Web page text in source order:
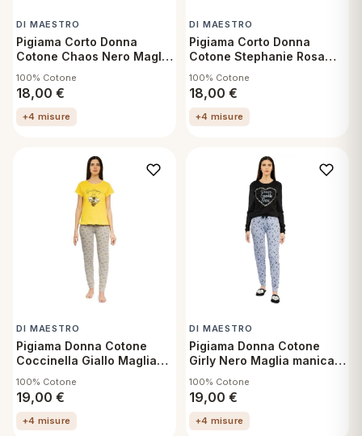
DI MAESTRO
Pigiama Corto Donna
Cotone Chaos Nero Maglia
Pantaloncino Taglia S
100% Cotone
18,00 €
+4 misure
DI MAESTRO
Pigiama Corto Donna
Cotone Stephanie Rosa
Pantaloncino Taglia S
100% Cotone
18,00 €
+4 misure
DI MAESTRO
Pigiama Donna Cotone
Coccinella Giallo Maglia
Lungo Taglia S
100% Cotone
19,00 €
+4 misure
DI MAESTRO
Pigiama Donna Cotone
Girly Nero Maglia manica
Taglia S
100% Cotone
19,00 €
+4 misure